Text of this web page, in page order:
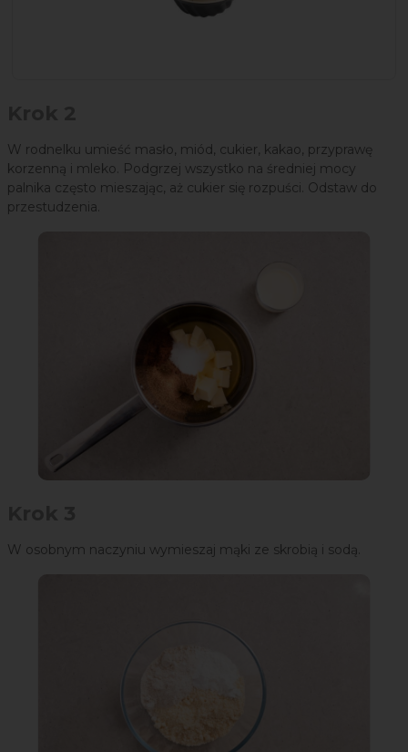
W rodnelku umieść masło, miód, cukier, kakao, przyprawę
korzenną i mleko. Podgrzej wszystko na średniej mocy
palnika często mieszając, aż cukier się rozpuści. Odstaw do
przestudzenia.
W osobnym naczyniu wymieszaj mąki ze skrobią i sodą.